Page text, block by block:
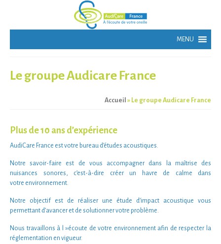
Le groupe Audicare France
Accueil » Le groupe Audicare France
Plus de 10 ans d’expérience
AudiCare France est votre bureau d’études acoustiques.
Notresavoir-faire est de vous accompagner dans la maîtrise des
nuisances sonores, c’est-à-dire créer un havre de calme dans
votre environnement.
Notre objectif est de réaliser une étude d’impact acoustique vous
permettant d’avancer et de solutionner votre problème.
Nous travaillons à l »écoute de votre environnement afin de respecter la
réglementation en vigueur.